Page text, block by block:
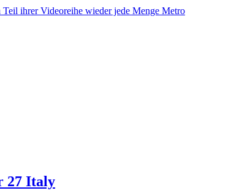
ihrer Videoreihe wieder jede Menge Metro
27 Italy